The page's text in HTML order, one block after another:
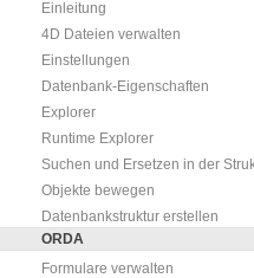
Einleitung
4D Dateien verwalten
Einstellungen
Datenbank-Eigenschaften
Explorer
Runtime Explorer
Suchen und Ersetzen in der
Objekte bewegen
Datenbankstruktur erstellen
ORDA
Formulare verwalten